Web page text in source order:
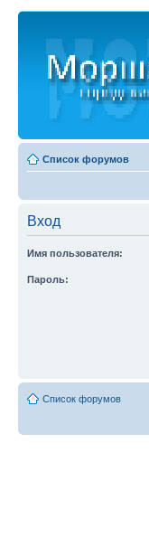
Список форумов
Вход
Имя пользователя:
Пароль:
Список форумов